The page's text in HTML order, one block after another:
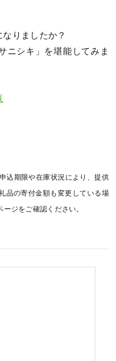
りましたか？
ニシキ」を堪能してみま
込期限や在庫状況により、提供
品の寄付金額も変更している場
ジをご確認ください。